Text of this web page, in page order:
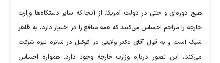
هیچ دوره‌ای و حتی در دولت آمریکا. از آنجا که سایر دستگاه‌ها وزارت
خارجه را مزاحم احساس می‌کنند که همه منافع را در اختیار دارد، به ظاهر
شیک است و به قول آقای دکتر ولایتی در کوکتل در شانزه لیزه شرکت
می‌کند، این تصور درباره وزارت خارجه وجود دارد. همواره احساس